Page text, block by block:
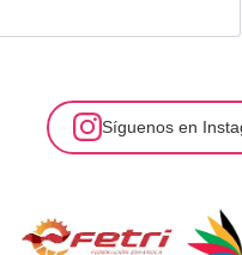
Síguenos en